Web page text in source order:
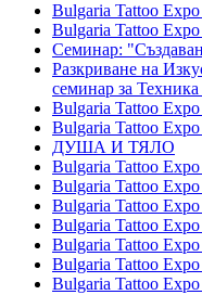
Bulgaria Tattoo
Bulgaria Tattoo
Семинар:
Разкриване на
семинар за
Bulgaria Tattoo
Bulgaria Tattoo
ДУША И ТЯЛО
Bulgaria Tattoo
Bulgaria Tattoo Expo
Bulgaria Tattoo
Bulgaria Tattoo
Bulgaria Tattoo
Bulgaria Tattoo
Bulgaria Tattoo